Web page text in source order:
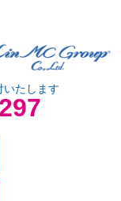
いたします